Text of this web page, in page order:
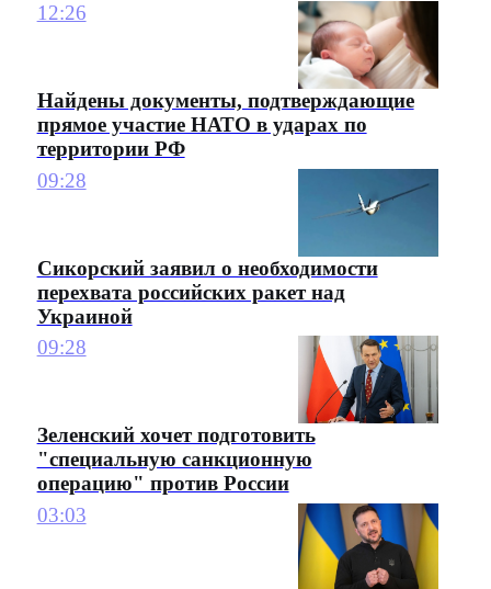
12:26
Найдены документы, подтверждающие
прямое участие НАТО в ударах по
территории РФ
09:28
Сикорский заявил о необходимости
перехвата российских ракет над
Украиной
09:28
Зеленский хочет подготовить
"специальную санкционную
операцию" против России
03:03